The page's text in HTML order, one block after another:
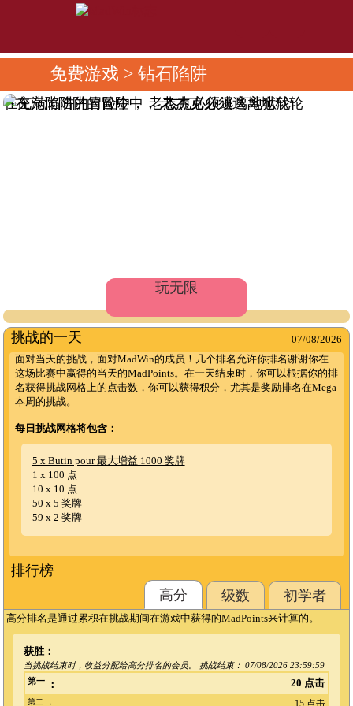
免费游戏 > 钻石陷阱
在充满陷阱的冒险中， 老杰克必须逃离地狱轮
玩无限
挑战的一天
07/08/2026
面对当天的挑战，面对MadWin的成员！几个排名允许你排名谢谢你在
这场比赛中赢得的当天的MadPoints。在一天结束时，你可以根据你的排
名获得挑战网格上的点击数，你可以获得积分，尤其是奖励排名在Mega
本周的挑战。
每日挑战网格将包含：
5 x Butin pour 最大增益 1000 奖牌
1 x 100 点
10 x 10 点
50 x 5 奖牌
59 x 2 奖牌
排行榜
高分
级数 初学者
高分排名是通过累积在挑战期间在游戏中获得的MadPoints来计算的。
获胜：
当挑战结束时，收益分配给高分排名的会员。 挑战结束： 07/08/2026 23:59:59
第一
： 20 点击
第二 15 点击